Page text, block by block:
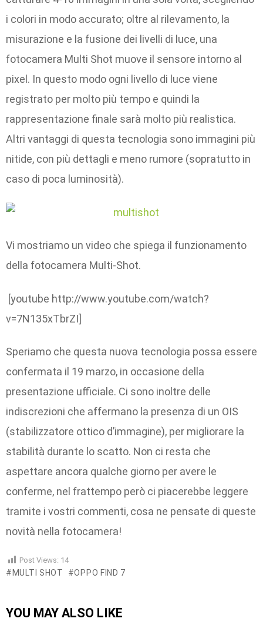
i colori in modo accurato; oltre al rilevamento, la
misurazione e la fusione dei livelli di luce, una
fotocamera Multi Shot muove il sensore intorno al
pixel. In questo modo ogni livello di luce viene
registrato per molto più tempo e quindi la
rappresentazione finale sarà molto più realistica.
Altri vantaggi di questa tecnologia sono immagini più
nitide, con più dettagli e meno rumore (sopratutto in
caso di poca luminosità).
Vi mostriamo un video che spiega il funzionamento
della fotocamera Multi-Shot.
[youtube http://www.youtube.com/watch?
v=7N135xTbrZI]
Speriamo che questa nuova tecnologia possa essere
confermata il 19 marzo, in occasione della
presentazione ufficiale. Ci sono inoltre delle
indiscrezioni che affermano la presenza di un OIS
(stabilizzatore ottico d’immagine), per migliorare la
stabilità durante lo scatto. Non ci resta che
aspettare ancora qualche giorno per avere le
conferme, nel frattempo però ci piacerebbe leggere
tramite i vostri commenti, cosa ne pensate di queste
novità nella fotocamera!
Post Views: 14
MULTI SHOT OPPO FIND 7
YOU MAY ALSO LIKE